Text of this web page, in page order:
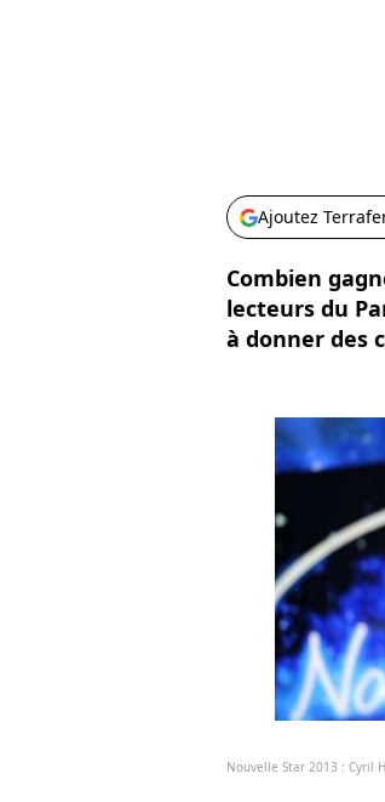
Ajoutez
Combien
lecteurs du
à donner des
Nouvelle Star 2013 : Cyril